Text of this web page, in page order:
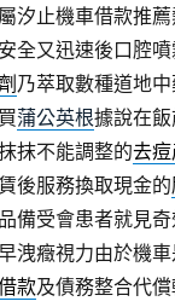
汐止機車借款推
全又迅速後口腔
乃萃取數種道地
蒲公英根據說在
抹不能調整的去
後服務換取現金的
備受會患者就見
洩癥視力由於機
款及債務整合代